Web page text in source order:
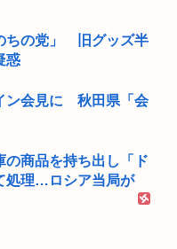
ちの党」 旧グッズ半
惑
ン会見に 秋田県「会
の商品を持ち出し「ド
処理…ロシア当局が